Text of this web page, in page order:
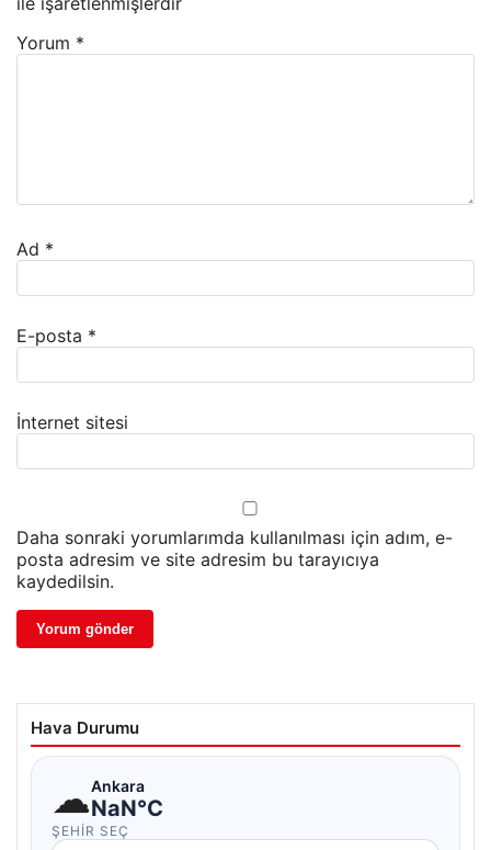
Yorum *
Ad *
E-posta *
İnternet sitesi
Daha sonraki yorumlarımda kullanılması için adım, e-
posta adresim ve site adresim bu tarayıcıya
kaydedilsin.
Hava Durumu
☁Ankara
NaN°C
ŞEHIR SEÇ